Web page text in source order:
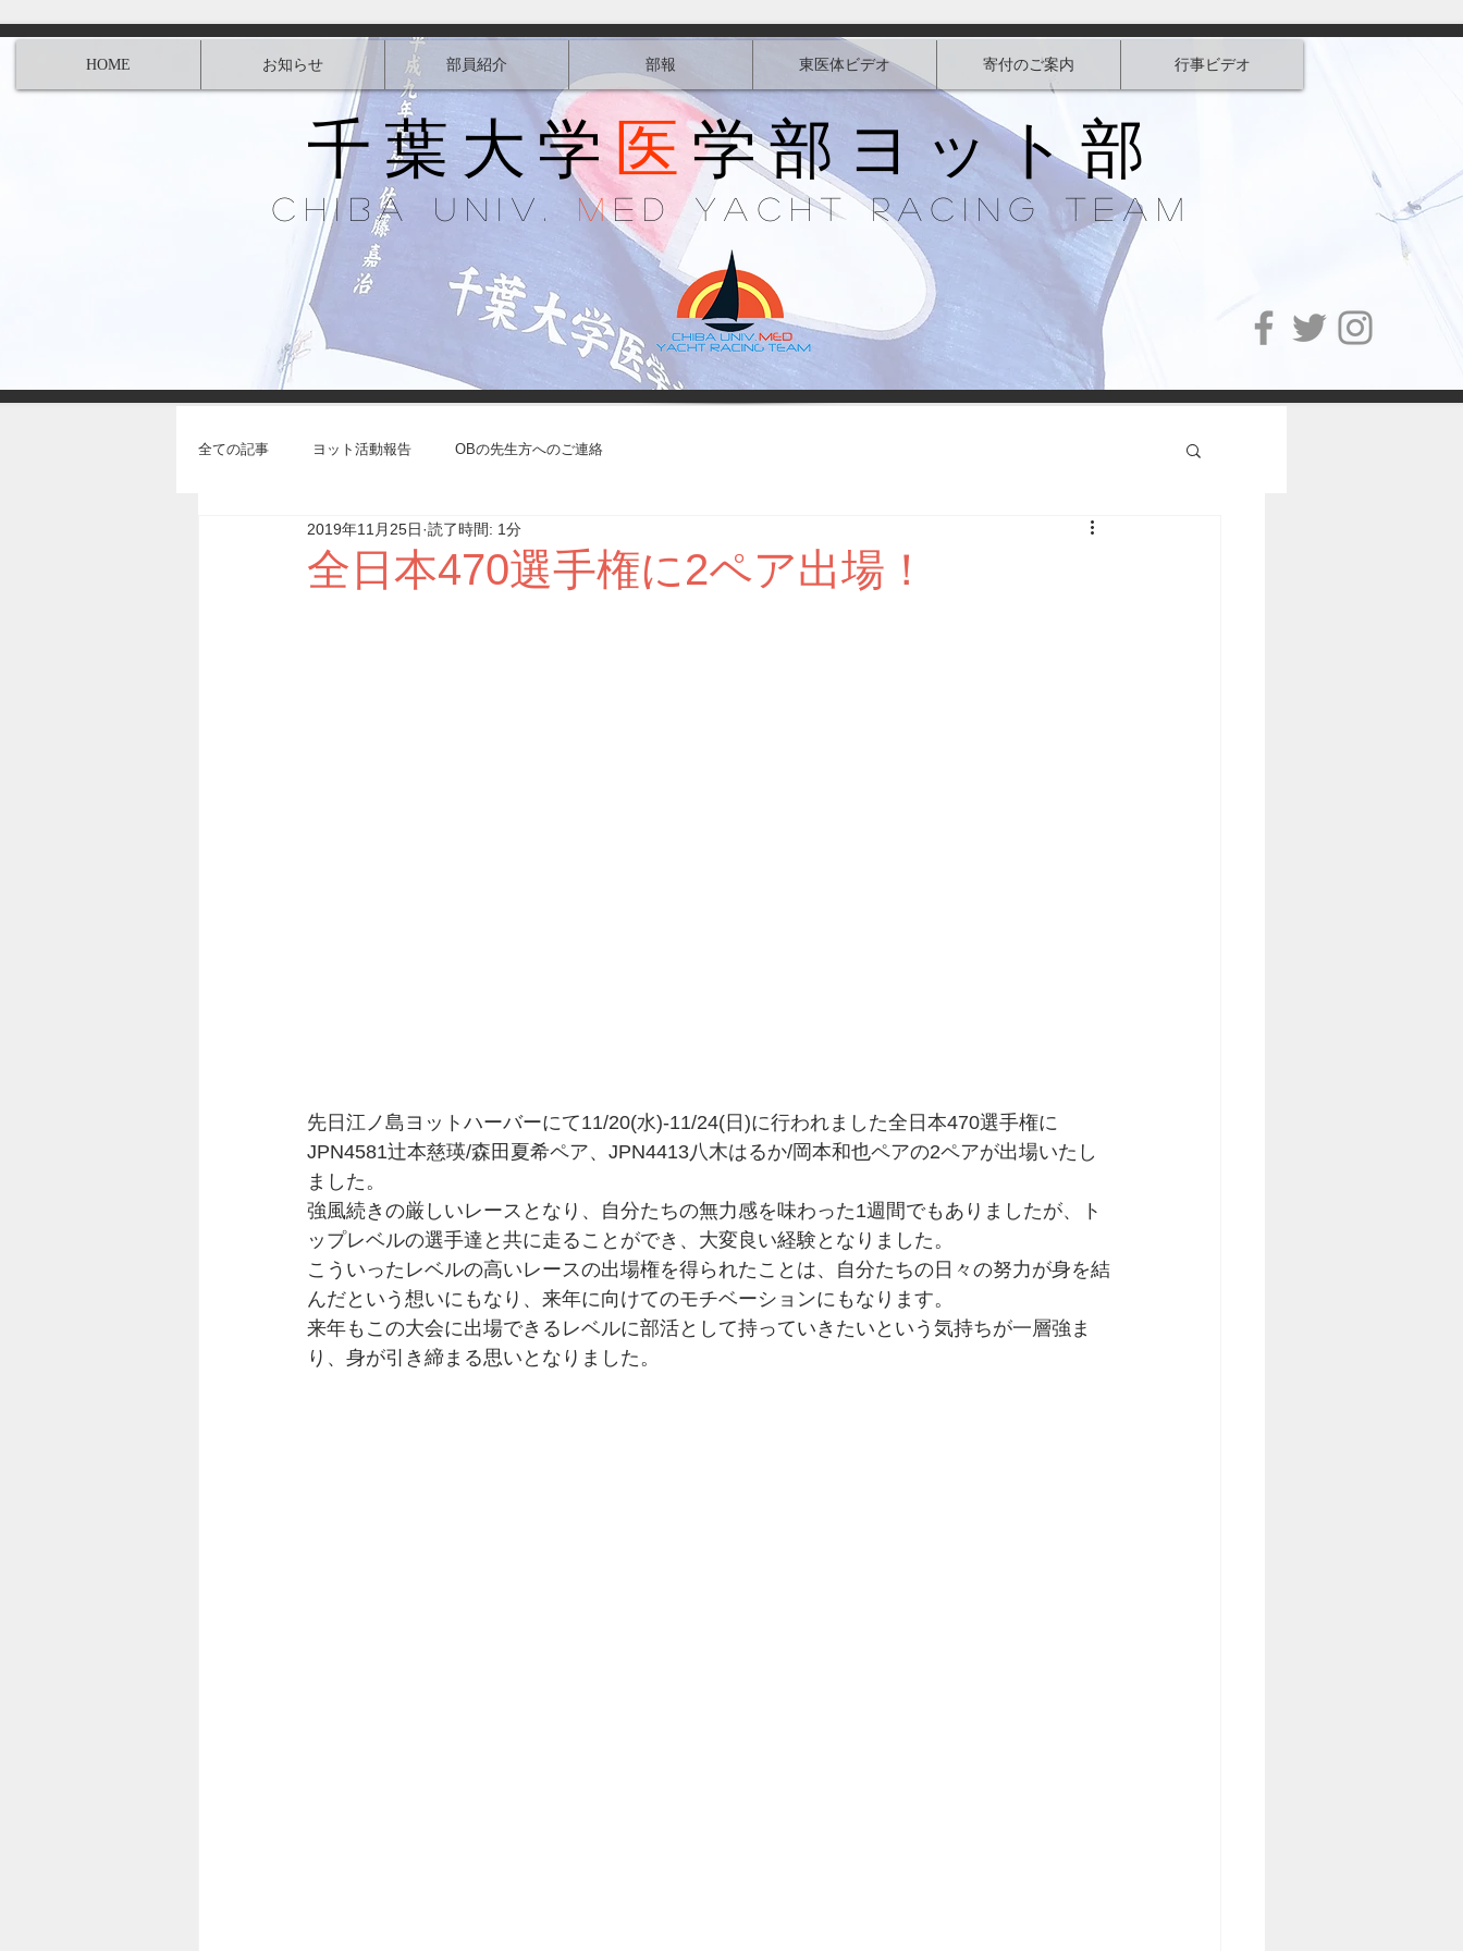
HOME お知らせ 部員紹介 部報 東医体ビデオ 寄付のご案内 行事ビデオ
千葉大学医学部ヨット部
Chiba Univ. Med Yacht Racing Team
全ての記事 ヨット活動報告 OBの先生方へのご連絡
全日本470選手権に2ペア出場！
2019年11月25日 読了時間: 1分
先日江ノ島ヨットハーバーにて11/20(水)-11/24(日)に行われました全日本470選手権に
JPN4581辻本慈瑛/森田夏希ペア、JPN4413八木はるか/岡本和也ペアの2ペアが出場いたし
ました。
強風続きの厳しいレースとなり、自分たちの無力感を味わった1週間でもありましたが、ト
ップレベルの選手達と共に走ることができ、大変良い経験となりました。
こういったレベルの高いレースの出場権を得られたことは、自分たちの日々の努力が身を結
んだという想いにもなり、来年に向けてのモチベーションにもなります。
来年もこの大会に出場できるレベルに部活として持っていきたいという気持ちが一層強ま
り、身が引き締まる思いとなりました。